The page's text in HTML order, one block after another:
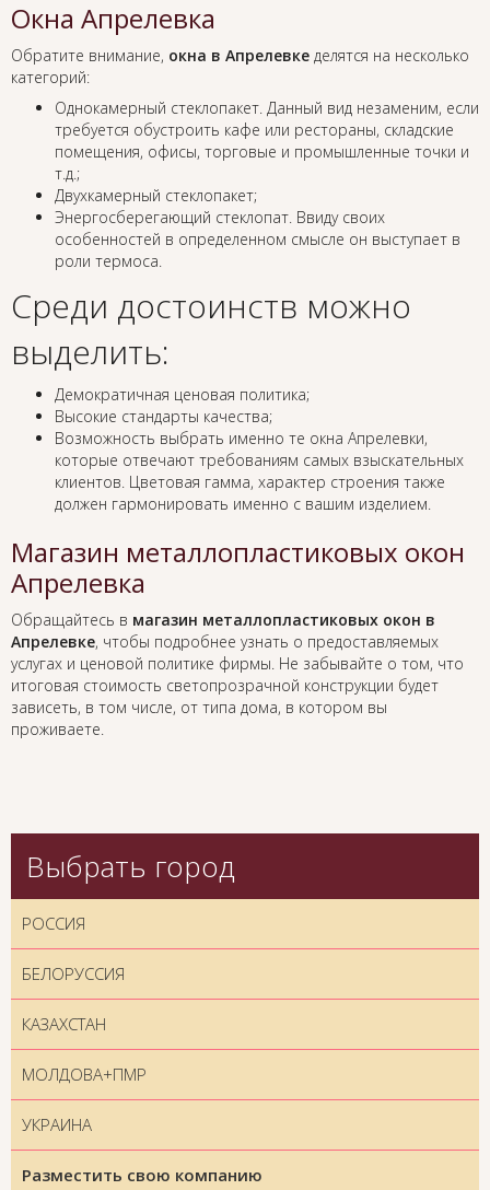
Окна Апрелевка
Обратите внимание, окна в Апрелевке делятся на несколько
категорий:
Однокамерный стеклопакет. Данный вид незаменим, если
требуется обустроить кафе или рестораны, складские
помещения, офисы, торговые и промышленные точки и
т.д.;
Двухкамерный стеклопакет;
Энергосберегающий стеклопат. Ввиду своих
особенностей в определенном смысле он выступает в
роли термоса.
Среди достоинств можно
выделить:
Демократичная ценовая политика;
Высокие стандарты качества;
Возможность выбрать именно те окна Апрелевки,
которые отвечают требованиям самых взыскательных
клиентов. Цветовая гамма, характер строения также
должен гармонировать именно с вашим изделием.
Магазин металлопластиковых окон
Апрелевка
Обращайтесь в магазин металлопластиковых окон в
Апрелевке, чтобы подробнее узнать о предоставляемых
услугах и ценовой политике фирмы. Не забывайте о том, что
итоговая стоимость светопрозрачной конструкции будет
зависеть, в том числе, от типа дома, в котором вы
проживаете.
Выбрать город
РОССИЯ
БЕЛОРУССИЯ
КАЗАХСТАН
МОЛДОВА+ПМР
УКРАИНА
Разместить свою компанию